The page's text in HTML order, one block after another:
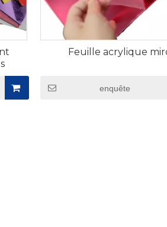
de montage créatives, telles
avec du verre. Les feuilles
peuvent être facilement
miroirs cosmétiques aux grands
options de support protecteur
Que vous soyez un
Feuille acrylique
enquête